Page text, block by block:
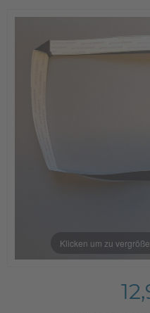
Klicken um zu